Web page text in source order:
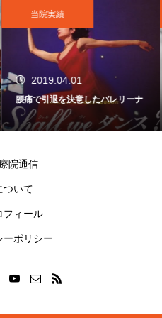
新型コロナ関連
2024.08.31
新型コロナ関連リンク集
院通信
ついて
フィール
ーポリシー